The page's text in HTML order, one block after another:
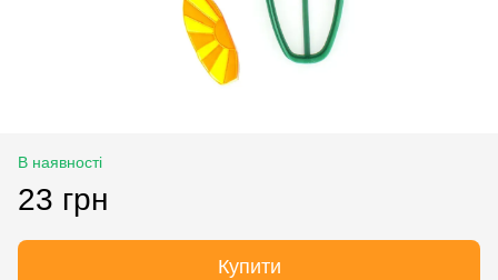
В наявності
23 грн
Купити